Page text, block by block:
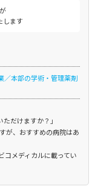
します
／本部の学術・管理薬剤
だけますか？」
が、おすすめの病院はあ
コメディカルに載ってい